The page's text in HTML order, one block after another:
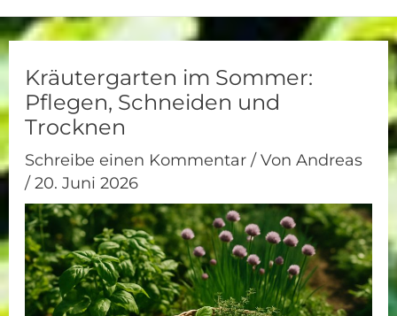
Kräutergarten im Sommer:
Pflegen, Schneiden und
Trocknen
Schreibe einen Kommentar / VonAndreas
/20. Juni 2026